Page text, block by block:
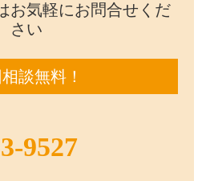
お気軽にお問合せくだ
さい
談無料！
9527